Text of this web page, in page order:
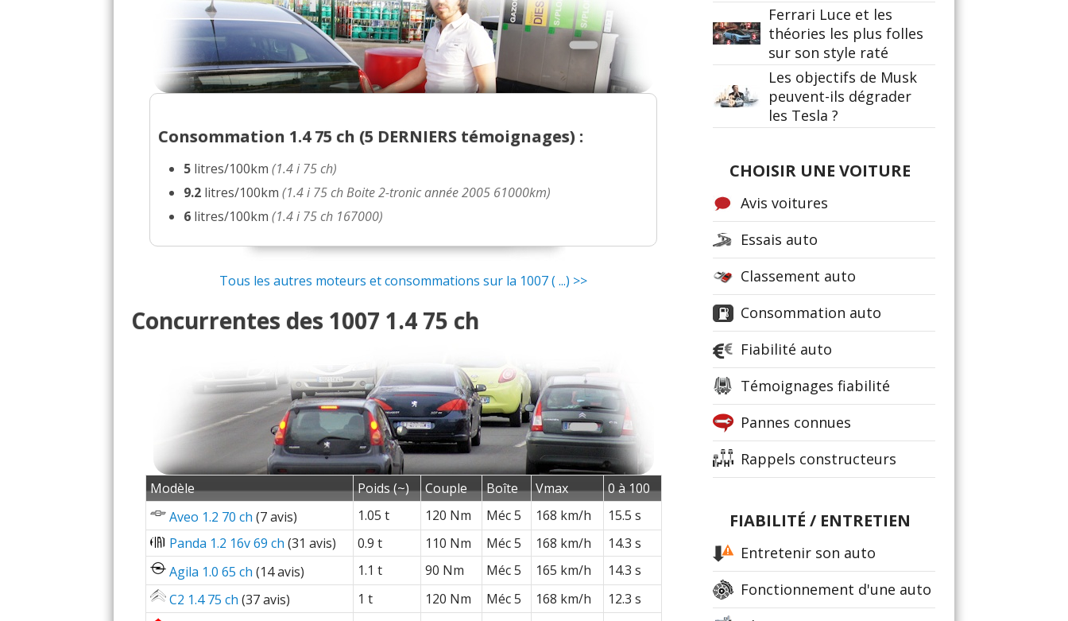
Consommation 1.4 75 ch (5 DERNIERS témoignages) :
5 litres/100km(1.4 i 75 ch)
9.2 litres/100km(1.4 i 75 ch Boite 2-tronic année 2005 61000km)
6 litres/100km(1.4 i 75 ch 167000)
Tous les autres moteurs et consommations sur la 1007 ( ...) >>
Concurrentes des 1007 1.4 75 ch
Modèle Poids (~) Couple Boîte Vmax
0 à 100
Aveo 1.2 70 ch (7 avis) 1.05 t 120 Nm Méc 5 168 km/h
15.5 s
Panda 1.2 16v 69 ch (31 avis) 0.9 t 110 Nm Méc 5 168 km/h
14.3 s
Agila 1.0 65 ch (14 avis) 1.1 t 90 Nm Méc 5 165 km/h
14.3 s
C2 1.4 75 ch (37 avis) 1 t 120 Nm Méc 5 168 km/h
12.3 s
Ferrari Luce et les
théories les plus folles
sur son style raté
Les objectifs de Musk
peuvent-ils dégrader
les Tesla ?
CHOISIR UNE VOITURE
Avis voitures
Essais auto
Classement auto
Consommation auto
Fiabilité auto
Témoignages fiabilité
Pannes connues
Rappels constructeurs
FIABILITÉ / ENTRETIEN
Entretenir son auto
Fonctionnement d'une auto